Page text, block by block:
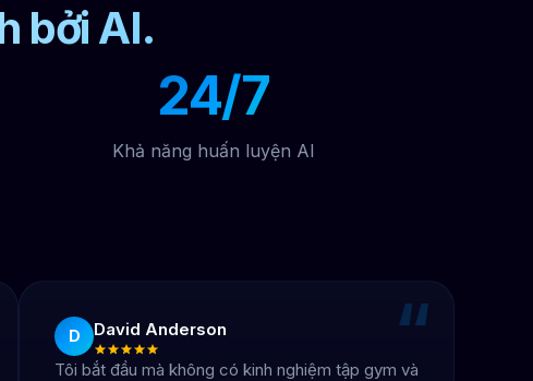
bởi AI.
24/7
Khả năng huấn luyện AI
“
D
David Anderson
Tôi bắt đầu mà không có kinh nghiệm tập gym và